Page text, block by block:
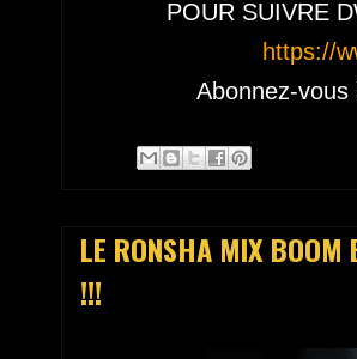
POUR SUIVRE
https://
Abonnez-
LE RONSHA MIX
!!!